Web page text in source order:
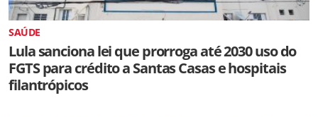
SAÚDE
Lula sanciona lei que prorroga até 2030 uso do
FGTS para crédito a Santas Casas e hospitais
filantrópicos